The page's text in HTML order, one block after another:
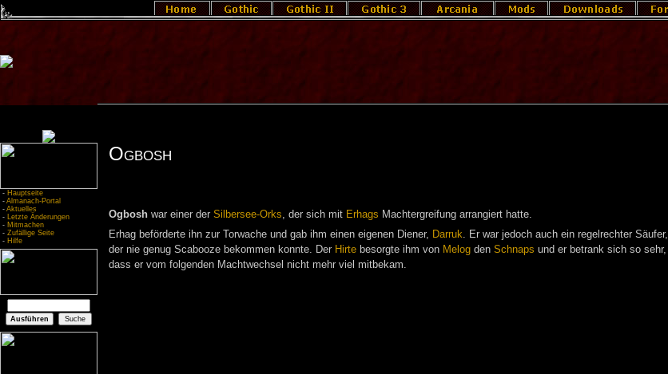
- Hauptseite
- Almanach-Portal
- Aktuelles
- Letzte Änderungen
- Mitmachen
- Zufällige Seite
- Hilfe
Ogbosh
Ogboshwar einer der Silbersee-Orks , der sich mit Erhags Machtergreifung arrangiert hatte.
Erhag beförderte ihn zur Torwache und gab ihm einen eigenen Diener, Darruk. Er war jedoch auch ein regelrechter Säufer,
der nie genug Scabooze bekommen konnte. Der Hirtebesorgte ihm von Melogden Schnaps und er betrank sich so sehr,
dass er vom folgenden Machtwechsel nicht mehr viel mitbekam.